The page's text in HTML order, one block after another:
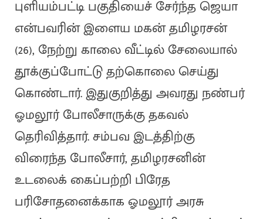
புளியம்பட்டி பகுதியைச் சேர்ந்த ஜெயா
என்பவரின் இளைய மகன் தமிழரசன்
(26), நேற்று காலை வீட்டில் சேலையால்
தூக்குப்போட்டு தற்கொலை செய்து
கொண்டார். இதுகுறித்து அவரது நண்பர்
ஓமலூர் போலீசாருக்கு தகவல்
தெரிவித்தார். சம்பவ இடத்திற்கு
விரைந்த போலீசார், தமிழரசனின்
உடலைக் கைப்பற்றி பிரேத
பரிசோதனைக்காக ஓமலூர் அரசு